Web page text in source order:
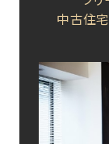
中古住宅